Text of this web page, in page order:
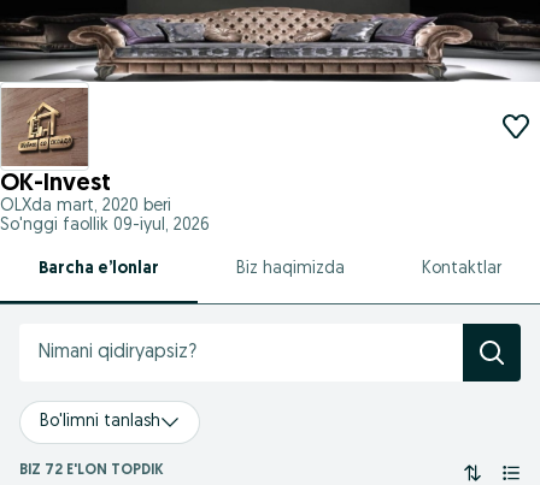
OK-Invest
OLXda mart, 2020 beri
So'nggi faollik 09-iyul, 2026
Barcha e’lonlar Biz haqimizda Kontaktlar
Bo'limni tanlash
BIZ 72 E'LON TOPDIK